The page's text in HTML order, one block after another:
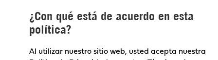
¿Con qué está de acuerdo en esta
política?
Al utilizar nuestro sitio web, usted acepta nuestra